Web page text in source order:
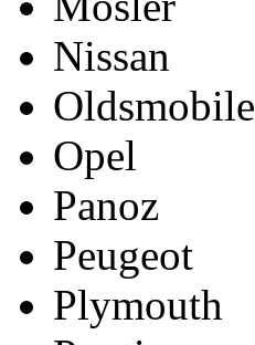
Nissan
Oldsmobile
Opel
Panoz
Peugeot
Plymouth